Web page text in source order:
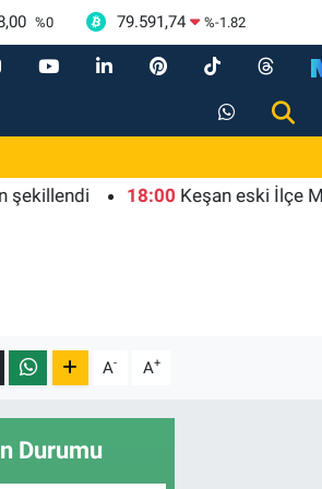
%0 79.591,74 %-1.82
18:00 Keşan eski İlçe Millî
A- A+
Durumu